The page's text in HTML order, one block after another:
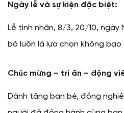
Ngày lễ và sự kiện đặc biệt:
Lễ tình nhân, 8/3, 20/10, ngày
bó luôn là lựa chọn không bao
Chúc mừng – tri ân – động
Dành tặng bạn bè, đồng